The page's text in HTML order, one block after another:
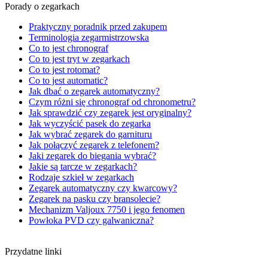
Porady o zegarkach
Praktyczny poradnik przed zakupem
Terminologia zegarmistrzowska
Co to jest chronograf
Co to jest tryt w zegarkach
Co to jest rotomat?
Co to jest automatic?
Jak dbać o zegarek automatyczny?
Czym różni się chronograf od chronometru?
Jak sprawdzić czy zegarek jest oryginalny?
Jak wyczyścić pasek do zegarka
Jak wybrać zegarek do garnituru
Jak połączyć zegarek z telefonem?
Jaki zegarek do biegania wybrać?
Jakie są tarcze w zegarkach?
Rodzaje szkieł w zegarkach
Zegarek automatyczny czy kwarcowy?
Zegarek na pasku czy bransolecie?
Mechanizm Valjoux 7750 i jego fenomen
Powłoka PVD czy galwaniczna?
Przydatne linki